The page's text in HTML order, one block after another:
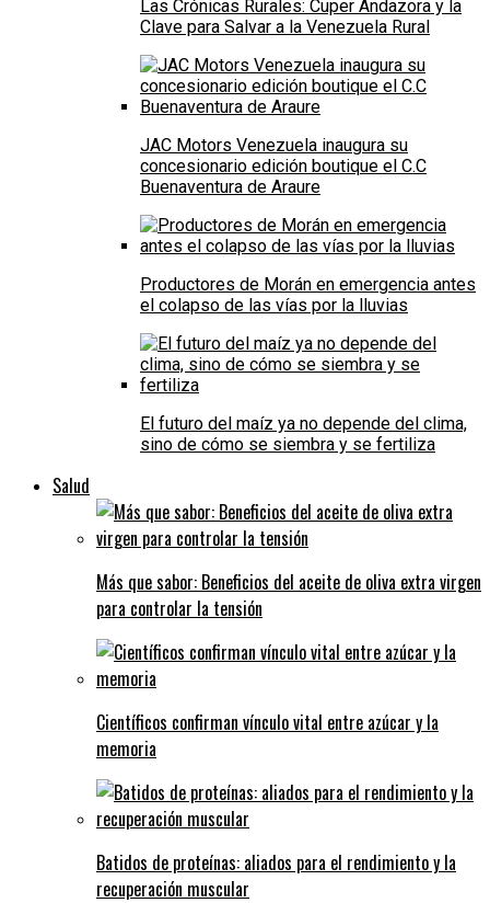
Las Crónicas Rurales: Cuper Andazora y la
Clave para Salvar a la Venezuela Rural
JAC Motors Venezuela inaugura su
concesionario edición boutique el C.C
Buenaventura de Araure
Productores de Morán en emergencia antes
el colapso de las vías por la lluvias
El futuro del maíz ya no depende del clima,
sino de cómo se siembra y se fertiliza
Salud
Más que sabor: Beneficios del aceite de oliva extra virgen
para controlar la tensión
Científicos confirman vínculo vital entre azúcar y la
memoria
Batidos de proteínas: aliados para el rendimiento y la
recuperación muscular